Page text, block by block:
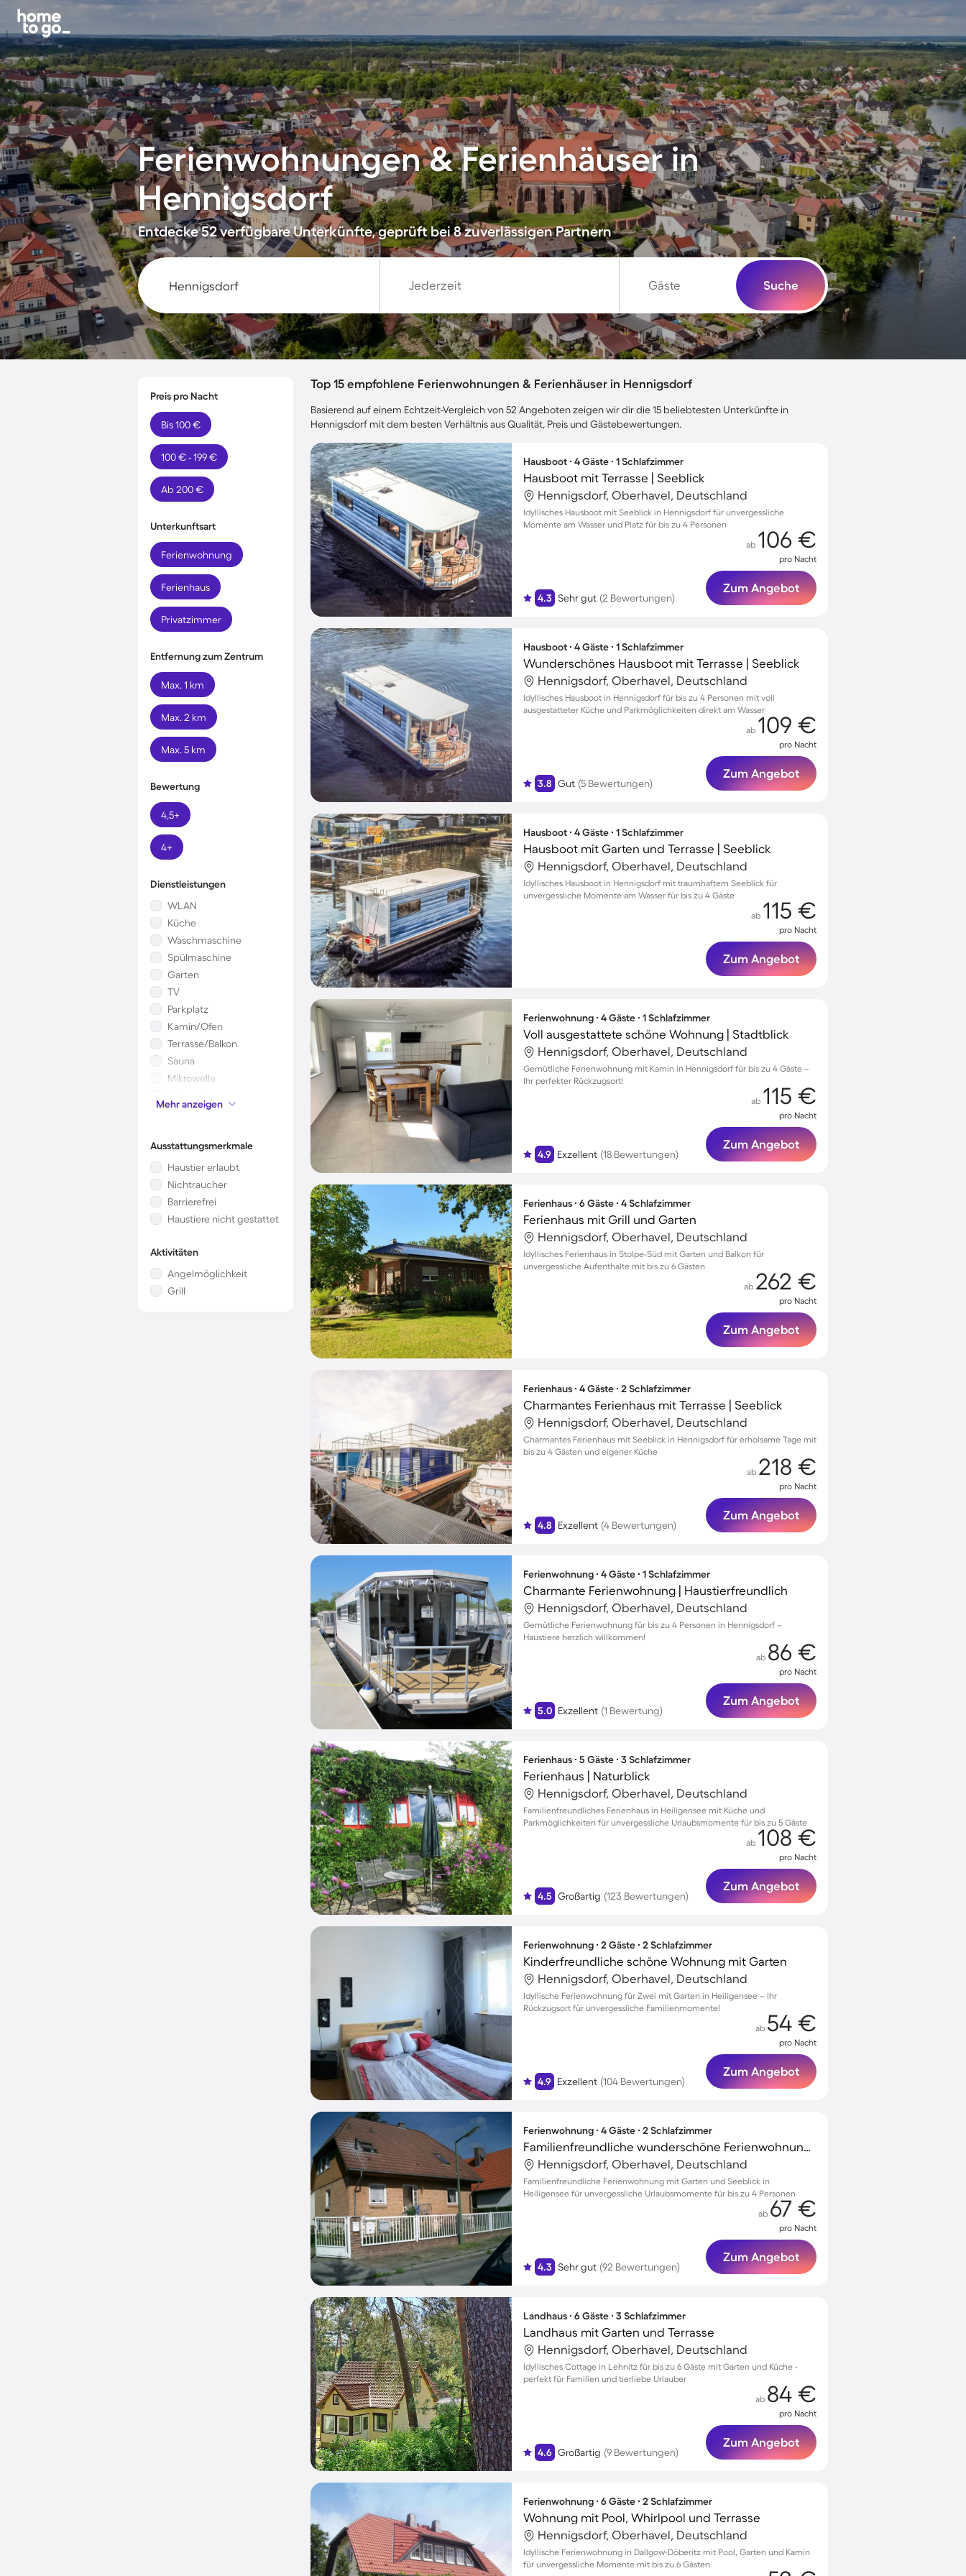
Ferienwohnungen & Ferienhäuser in
Hennigsdorf
Entdecke 52 verfügbare Unterkünfte, geprüft bei 8 zuverlässigen Partnern
Jederzeit Gäste Suche
Preis pro Nacht
Bis 100 €
100 € - 199 €
Ab 200 €
Unterkunftsart
Ferienwohnung
Ferienhaus
Privatzimmer
Entfernung zum Zentrum
Max. 1 km
Max. 2 km
Max. 5 km
Bewertung
4,5+
4+
Dienstleistungen
WLAN
Küche
Waschmaschine
Spülmaschine
Garten
TV
Parkplatz
Kamin/Ofen
Terrasse/Balkon
Sauna
Mikrowelle
Klimaanlage
Kinderbett
Mehr anzeigen
Ausstattungsmerkmale
Haustier erlaubt
Nichtraucher
Barrierefrei
Haustiere nicht gestattet
Aktivitäten
Angelmöglichkeit
Grill
Top 15 empfohlene Ferienwohnungen & Ferienhäuser in Hennigsdorf
Basierend auf einem Echtzeit-Vergleich von 52 Angeboten zeigen wir dir die 15 beliebtesten Unterkünfte in
Hennigsdorf mit dem besten Verhältnis aus Qualität, Preis und Gästebewertungen.
Hausboot ∙ 4 Gäste ∙ 1 Schlafzimmer
Hausboot mit Terrasse | Seeblick
Hennigsdorf, Oberhavel, Deutschland
Idyllisches Hausboot mit Seeblick in Hennigsdorf für unvergessliche
Momente am Wasser und Platz für bis zu 4 Personen
4.3 Sehr gut (2 Bewertungen)
ab 106 €
pro Nacht
Zum Angebot
Hausboot ∙ 4 Gäste ∙ 1 Schlafzimmer
Wunderschönes Hausboot mit Terrasse | Seeblick
Hennigsdorf, Oberhavel, Deutschland
Idyllisches Hausboot in Hennigsdorf für bis zu 4 Personen mit voll
ausgestatteter Küche und Parkmöglichkeiten direkt am Wasser
3.8 Gut (5 Bewertungen)
ab 109 €
pro Nacht
Zum Angebot
Hausboot ∙ 4 Gäste ∙ 1 Schlafzimmer
Hausboot mit Garten und Terrasse | Seeblick
Hennigsdorf, Oberhavel, Deutschland
Idyllisches Hausboot in Hennigsdorf mit traumhaftem Seeblick für
unvergessliche Momente am Wasser für bis zu 4 Gäste
ab 115 €
pro Nacht
Zum Angebot
Ferienwohnung ∙ 4 Gäste ∙ 1 Schlafzimmer
Voll ausgestattete schöne Wohnung | Stadtblick
Hennigsdorf, Oberhavel, Deutschland
Gemütliche Ferienwohnung mit Kamin in Hennigsdorf für bis zu 4 Gäste –
Ihr perfekter Rückzugsort!
4.9 Exzellent (18 Bewertungen)
ab 115 €
pro Nacht
Zum Angebot
Ferienhaus ∙ 6 Gäste ∙ 4 Schlafzimmer
Ferienhaus mit Grill und Garten
Hennigsdorf, Oberhavel, Deutschland
Idyllisches Ferienhaus in Stolpe-Süd mit Garten und Balkon für
unvergessliche Aufenthalte mit bis zu 6 Gästen
ab 262 €
pro Nacht
Zum Angebot
Ferienhaus ∙ 4 Gäste ∙ 2 Schlafzimmer
Charmantes Ferienhaus mit Terrasse | Seeblick
Hennigsdorf, Oberhavel, Deutschland
Charmantes Ferienhaus mit Seeblick in Hennigsdorf für erholsame Tage mit
bis zu 4 Gästen und eigener Küche
4.8 Exzellent (4 Bewertungen)
ab 218 €
pro Nacht
Zum Angebot
Ferienwohnung ∙ 4 Gäste ∙ 1 Schlafzimmer
Charmante Ferienwohnung | Haustierfreundlich
Hennigsdorf, Oberhavel, Deutschland
Gemütliche Ferienwohnung für bis zu 4 Personen in Hennigsdorf –
Haustiere herzlich willkommen!
5.0 Exzellent (1 Bewertung)
ab 86 €
pro Nacht
Zum Angebot
Ferienhaus ∙ 5 Gäste ∙ 3 Schlafzimmer
Ferienhaus | Naturblick
Hennigsdorf, Oberhavel, Deutschland
Familienfreundliches Ferienhaus in Heiligensee mit Küche und
Parkmöglichkeiten für unvergessliche Urlaubsmomente für bis zu 5 Gäste
4.5 Großartig (123 Bewertungen)
ab 108 €
pro Nacht
Zum Angebot
Ferienwohnung ∙ 2 Gäste ∙ 2 Schlafzimmer
Kinderfreundliche schöne Wohnung mit Garten
Hennigsdorf, Oberhavel, Deutschland
Idyllische Ferienwohnung für Zwei mit Garten in Heiligensee – Ihr
Rückzugsort für unvergessliche Familienmomente!
4.9 Exzellent (104 Bewertungen)
ab 54 €
pro Nacht
Zum Angebot
Ferienwohnung ∙ 4 Gäste ∙ 2 Schlafzimmer
Familienfreundliche wunderschöne Ferienwohnung mit Garten | Seeblick
Hennigsdorf, Oberhavel, Deutschland
Familienfreundliche Ferienwohnung mit Garten und Seeblick in
Heiligensee für unvergessliche Urlaubsmomente für bis zu 4 Personen
4.3 Sehr gut (92 Bewertungen)
ab 67 €
pro Nacht
Zum Angebot
Landhaus ∙ 6 Gäste ∙ 3 Schlafzimmer
Landhaus mit Garten und Terrasse
Hennigsdorf, Oberhavel, Deutschland
Idyllisches Cottage in Lehnitz für bis zu 6 Gäste mit Garten und Küche -
perfekt für Familien und tierliebe Urlauber
4.6 Großartig (9 Bewertungen)
ab 84 €
pro Nacht
Zum Angebot
Ferienwohnung ∙ 6 Gäste ∙ 2 Schlafzimmer
Wohnung mit Pool, Whirlpool und Terrasse
Hennigsdorf, Oberhavel, Deutschland
Idyllische Ferienwohnung in Dallgow-Döberitz mit Pool, Garten und Kamin
für unvergessliche Momente mit bis zu 6 Gästen